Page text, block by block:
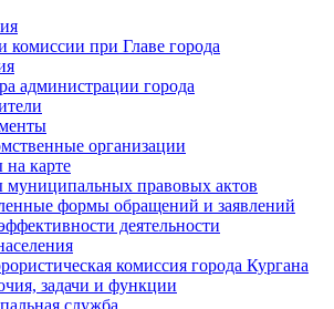
комиссии при Главе города
администрации города
организации
карте
муниципальных правовых актов
формы обращений и заявлений
деятельности
комиссия города Кургана
задачи и функции
служба